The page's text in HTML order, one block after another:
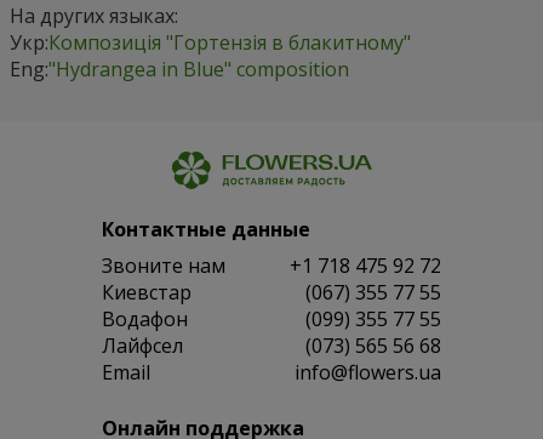
На других языках:
Укр:Композиція "Гортензія в блакитному"
Eng:"Hydrangea in Blue" composition
Контактные данные
Звоните нам
+1 718 475 92 72
Киевстар
(067) 355 77 55
Водафон
(099) 355 77 55
Лайфсел
(073) 565 56 68
Email
info@flowers.ua
Онлайн поддержка